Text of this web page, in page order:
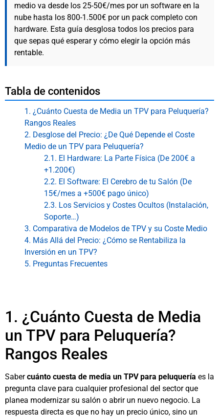
medio va desde los 25-50€/mes por un software en la
nube hasta los 800-1.500€ por un pack completo con
hardware. Esta guía desglosa todos los precios para
que sepas qué esperar y cómo elegir la opción más
rentable.
Tabla de contenidos
1. ¿Cuánto Cuesta de Media un TPV para Peluquería?
Rangos Reales
2. Desglose del Precio: ¿De Qué Depende el Coste
Medio de un TPV para Peluquería?
2.1. El Hardware: La Parte Física (De 200€ a
+1.200€)
2.2. El Software: El Cerebro de tu Salón (De
15€/mes a +500€ pago único)
2.3. Los Servicios y Costes Ocultos (Instalación,
Soporte…)
3. Comparativa de Modelos de TPV y su Coste Medio
4. Más Allá del Precio: ¿Cómo se Rentabiliza la
Inversión en un TPV?
5. Preguntas Frecuentes
1. ¿Cuánto Cuesta de Media
un TPV para Peluquería?
Rangos Reales
Sabercuánto cuesta de media un TPV para peluquería es la
pregunta clave para cualquier profesional del sector que
planea modernizar su salón o abrir un nuevo negocio. La
respuesta directa es que no hay un precio único, sino un